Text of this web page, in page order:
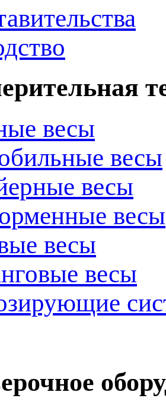
весы
весы
весы
весы
весы
весы